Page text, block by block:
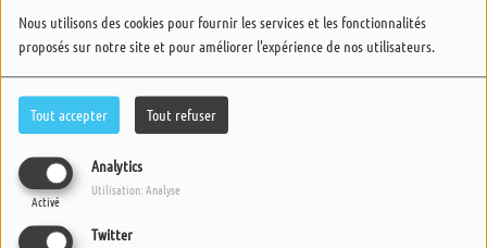
Nous utilisons des cookies pour fournir les services et les fonctionnalités
proposés sur notre site et pour améliorer l'expérience de nos utilisateurs.
Tout accepter Tout refuser
Analytics
Activé
Utilisation: Analyse
Twitter
"A 2 VOIX" est une émission où l'on voyage.